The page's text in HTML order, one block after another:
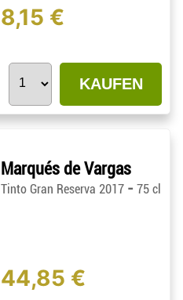
8,15 €
KAUFEN
Marqués de Vargas
Tinto Gran Reserva 2017 -75 cl
44,85 €